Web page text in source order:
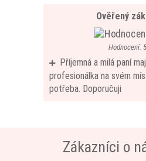
Ověřený
Hodnocení:
Příjemná a milá paní
profesionálka na svém
potřeba. Doporučuji
Zákazníci o